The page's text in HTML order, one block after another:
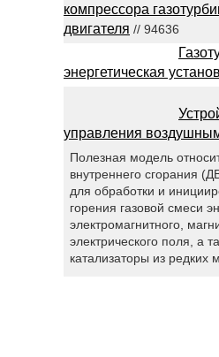
компрессора
двигателя // 94636
энергетическая
управления
Полезная модель
внутреннего сгорания
для обработки и
горения газовой смеси
электромагнитного,
электрического поля, а
катализаторы из редких